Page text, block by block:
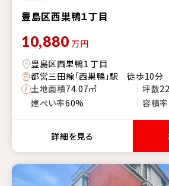
豊島区西巣鴨１丁目
10,880 万円
豊島区西巣鴨１丁目
都営三田線「西巣鴨」駅 徒歩10分
土地面積74.07㎡ 坪数
建ぺい率60% 容積率
詳細を見る